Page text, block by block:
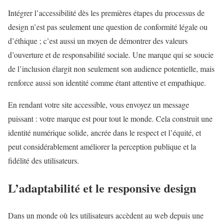
Intégrer l’accessibilité dès les premières étapes du processus de
design n’est pas seulement une question de conformité légale ou
d’éthique ; c’est aussi un moyen de démontrer des valeurs
d’ouverture et de responsabilité sociale. Une marque qui se soucie
de l’inclusion élargit non seulement son audience potentielle, mais
renforce aussi son identité comme étant attentive et empathique.
En rendant votre site accessible, vous envoyez un message
puissant : votre marque est pour tout le monde. Cela construit une
identité numérique solide, ancrée dans le respect et l’équité, et
peut considérablement améliorer la perception publique et la
fidélité des utilisateurs.
L’adaptabilité et le responsive design
Dans un monde où les utilisateurs accèdent au web depuis une